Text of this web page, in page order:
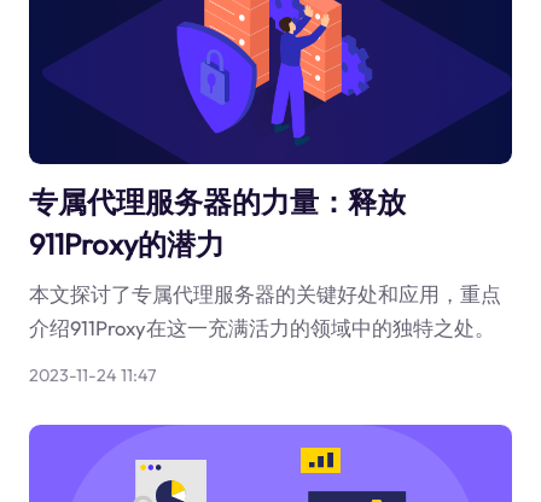
专属代理服务器的力量：释放
911Proxy的潜力
本文探讨了专属代理服务器的关键好处和应用，重点
介绍911Proxy在这一充满活力的领域中的独特之处。
2023-11-24 11:47